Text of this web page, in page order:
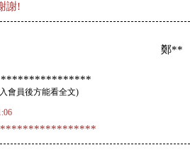
謝!
鄭**
會員後方能看全文)